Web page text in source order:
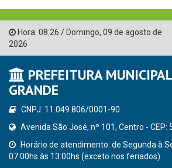
Hora: 08:26 / Domingo, 09 de agosto de
2026
PREFEITURA
GRANDE
CNPJ: 11.049.806/0001-90
Avenida São José, nº 101, Centro - CEP:
Horário de atendimento: de Segunda à
07:00hs às 13:00hs (exceto nos feriados)